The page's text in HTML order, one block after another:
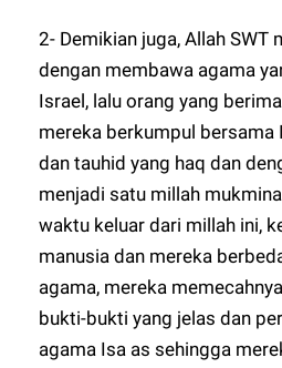
2- Demikian juga, Allah SWT
dengan membawa agama
Israel, lalu orang yang
mereka berkumpul bersama
dan tauhid yang haq dan
menjadi satu millah
waktu keluar dari millah ini,
manusia dan mereka
agama, mereka
bukti-bukti yang jelas dan
agama Isa as sehingga